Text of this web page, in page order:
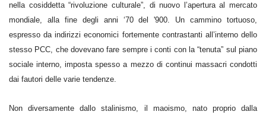
nella cosiddetta “rivoluzione culturale”, di nuovo l’apertura al mercato
mondiale, alla fine degli anni ‘70 del '900. Un cammino tortuoso,
espresso da indirizzi economici fortemente contrastanti all’interno dello
stesso PCC, che dovevano fare sempre i conti con la “tenuta” sul piano
sociale interno, imposta spesso a mezzo di continui massacri condotti
dai fautori delle varie tendenze.
Non diversamente dallo stalinismo, il maoismo, nato proprio dalla